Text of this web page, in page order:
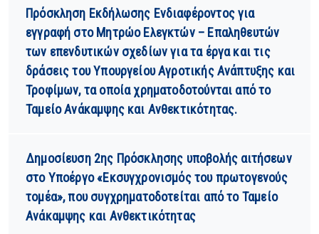
Πρόσκληση Εκδήλωσης Ενδιαφέροντος για
εγγραφή στο Μητρώο Ελεγκτών – Επαληθευτών
των επενδυτικών σχεδίων για τα έργα και τις
δράσεις του Υπουργείου Αγροτικής Ανάπτυξης και
Τροφίμων, τα οποία χρηματοδοτούνται από το
Ταμείο Ανάκαμψης και Ανθεκτικότητας.
Δημοσίευση 2ης Πρόσκλησης υποβολής αιτήσεων
στο Υποέργο «Εκσυγχρονισμός του πρωτογενούς
τομέα», που συγχρηματοδοτείται από το Ταμείο
Ανάκαμψης και Ανθεκτικότητας